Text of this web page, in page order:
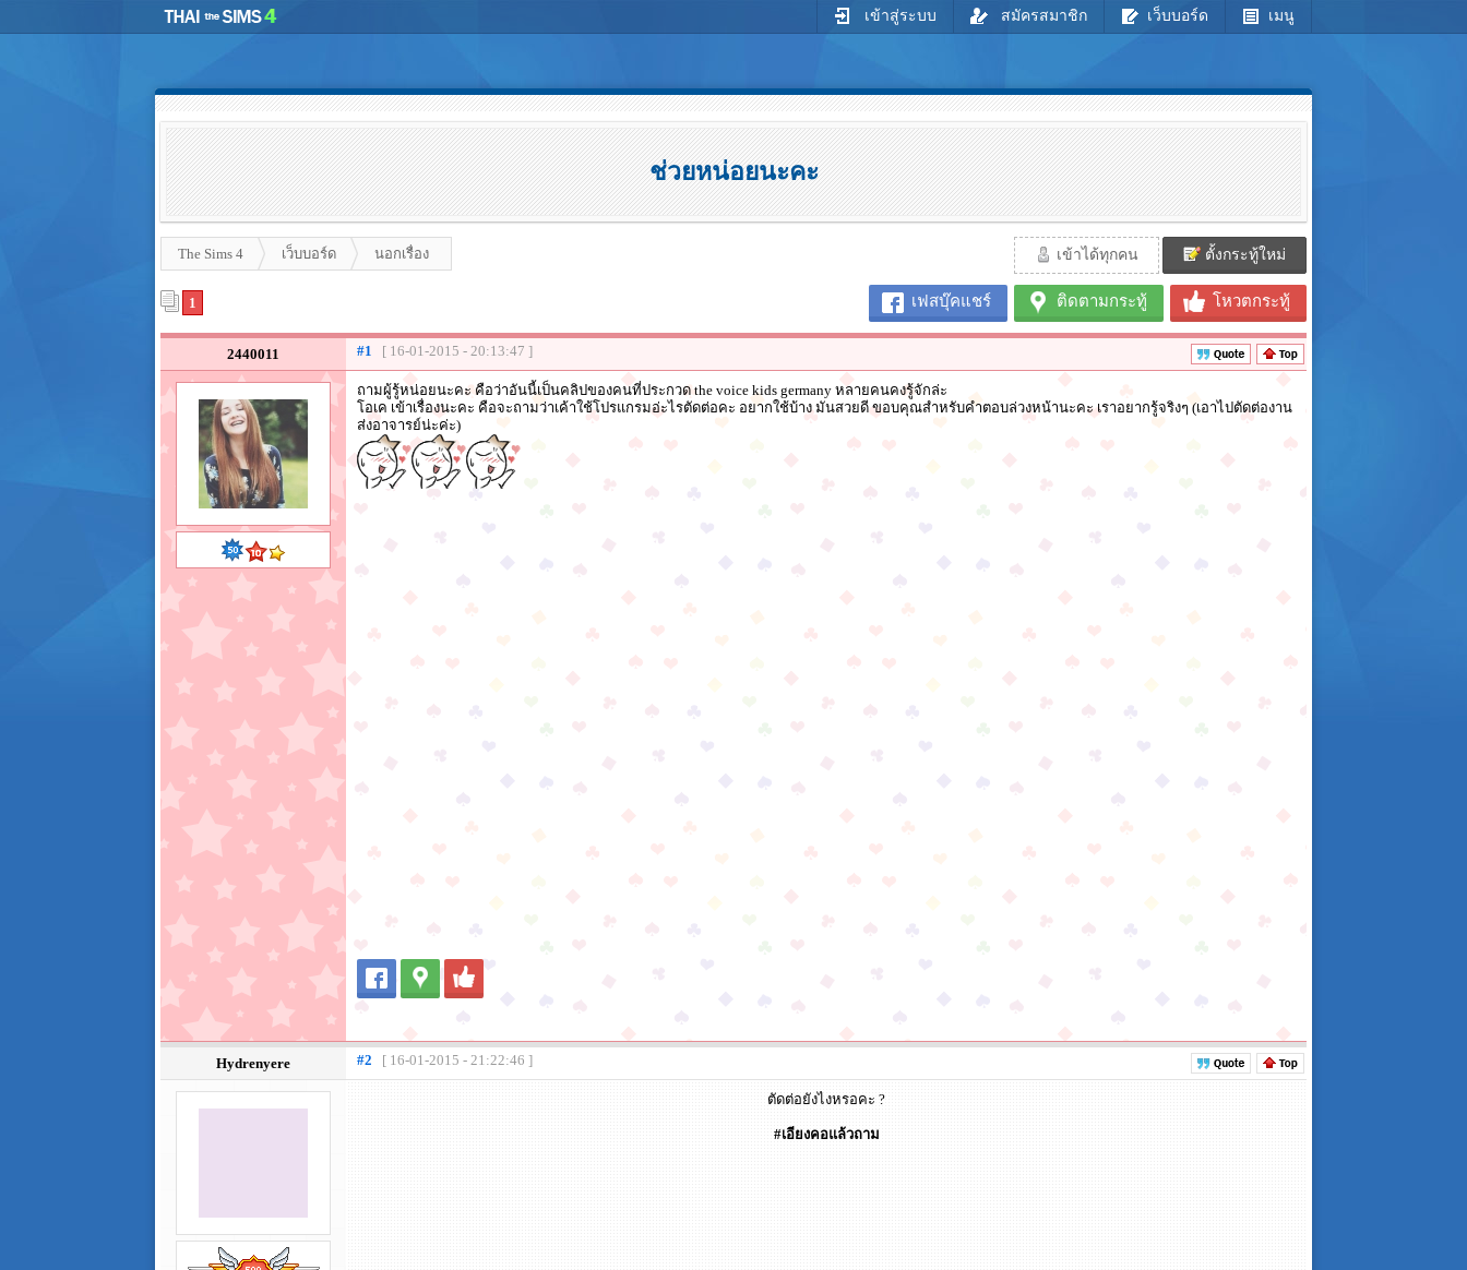
เข้าสู่ระบบ สมัครสมาชิก เว็บบอร์ด เมนู
ช่วยหน่อยนะคะ
The Sims 4 เว็บบอร์ด นอกเรื่อง เข้าได้ทุกคน ตั้งกระทู้ใหม่
เฟสบุ๊คแชร์ ติดตามกระทู้ โหวตกระทู้
1
2440011 #1 [ 16-01-2015 - 20:13:47 ]
ถามผู้รู้หน่อยนะคะ คือว่าอันนี้เป็นคลิปของคนที่ประกวด the voice kids germany หลายคนคงรู้จักล่ะ
โอเค เข้าเรื่องนะคะ คือจะถามว่าเค้าใช้โปรแกรมอ่ะไรตัดต่อคะ อยากใช้บ้าง มันสวยดี ขอบคุณสำหรับคำตอบล่วงหน้านะคะ เราอยากรู้จริงๆ (เอาไปตัดต่องาน
ส่งอาจารย์น่ะค่ะ)
Hydrenyere #2 [ 16-01-2015 - 21:22:46 ]
ตัดต่อยังไงหรอคะ ?
#เอียงคอแล้วถาม